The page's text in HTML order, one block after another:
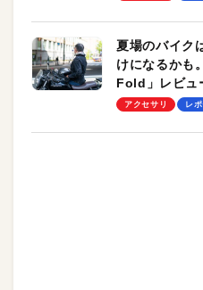
夏場のバイク
けになるかも
Fold」レビュ
却プレート、
アクセサリ レポ